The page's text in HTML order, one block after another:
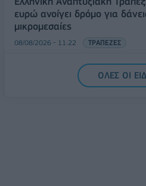
ευρώ ανοίγει δρόμο για
μικρομεσαίες
08/08/2026 - 11:22 ΤΡΑΠΕΖΕΣ
5G παντού, 6G στον
Ελλάδα στη μεγάληΟΛΕΣ ΟΙ